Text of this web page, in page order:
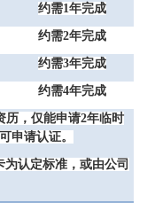
约需1年完成
约需2年完成
约需3年完成
约需4年完成
历，仅能申请2年临时
申请认证。
认定标准，或由公司